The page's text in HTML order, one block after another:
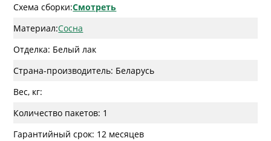
Схема сборки:Смотреть
Материал:Сосна
Отделка: Белый лак
Страна-производитель: Беларусь
Вес, кг:
Количество пакетов: 1
Гарантийный срок: 12 месяцев